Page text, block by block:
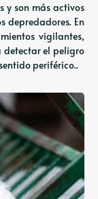
y son más activos
depredadores. En
vigilantes,
detectar el peligro
periférico..